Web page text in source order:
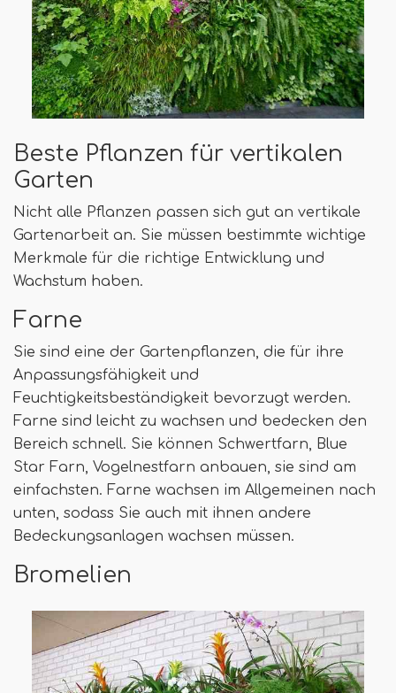
Beste Pflanzen für vertikalen
Garten
Nicht alle Pflanzen passen sich gut an vertikale
Gartenarbeit an. Sie müssen bestimmte wichtige
Merkmale für die richtige Entwicklung und
Wachstum haben.
Farne
Sie sind eine der Gartenpflanzen, die für ihre
Anpassungsfähigkeit und
Feuchtigkeitsbeständigkeit bevorzugt werden.
Farne sind leicht zu wachsen und bedecken den
Bereich schnell. Sie können Schwertfarn, Blue
Star Farn, Vogelnestfarn anbauen, sie sind am
einfachsten. Farne wachsen im Allgemeinen nach
unten, sodass Sie auch mit ihnen andere
Bedeckungsanlagen wachsen müssen.
Bromelien